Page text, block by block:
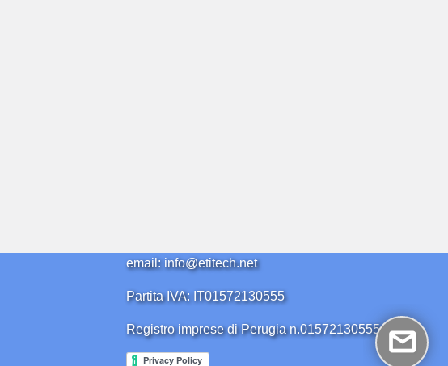
email: info@etitech.net
Partita IVA: IT01572130555
Registro imprese di Perugia n.01572130555